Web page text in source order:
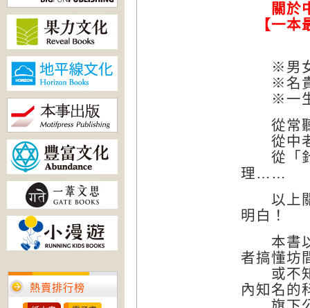
熱賣排行榜
關於
【一
※男女
※名貴
※一生
從常聽
從中老
從「針
理……
以上關
明白！
本書以
者搞懂坊
或不知
內知名的